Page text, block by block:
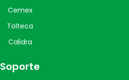
Cemex
Tolteca
Calidra
Soporte